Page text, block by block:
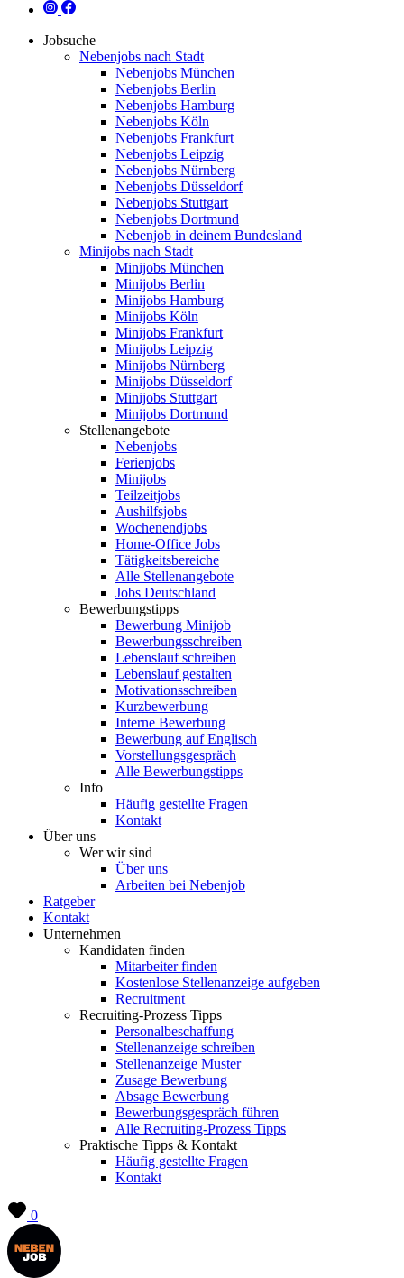
Jobsuche
Nebenjobs nach Stadt
Nebenjobs München
Nebenjobs Berlin
Nebenjobs Hamburg
Nebenjobs Köln
Nebenjobs Frankfurt
Nebenjobs Leipzig
Nebenjobs Nürnberg
Nebenjobs Düsseldorf
Nebenjobs Stuttgart
Nebenjobs Dortmund
Nebenjob in deinem Bundesland
Minijobs nach Stadt
Minijobs München
Minijobs Berlin
Minijobs Hamburg
Minijobs Köln
Minijobs Frankfurt
Minijobs Leipzig
Minijobs Nürnberg
Minijobs Düsseldorf
Minijobs Stuttgart
Minijobs Dortmund
Stellenangebote
Nebenjobs
Ferienjobs
Minijobs
Teilzeitjobs
Aushilfsjobs
Wochenendjobs
Home-Office Jobs
Tätigkeitsbereiche
Alle Stellenangebote
Jobs Deutschland
Bewerbungstipps
Bewerbung Minijob
Bewerbungsschreiben
Lebenslauf schreiben
Lebenslauf gestalten
Motivationsschreiben
Kurzbewerbung
Interne Bewerbung
Bewerbung auf Englisch
Vorstellungsgespräch
Alle Bewerbungstipps
Info
Häufig gestellte Fragen
Kontakt
Über uns
Wer wir sind
Über uns
Arbeiten bei Nebenjob
Ratgeber
Kontakt
Unternehmen
Kandidaten finden
Mitarbeiter finden
Kostenlose Stellenanzeige aufgeben
Recruitment
Recruiting-Prozess Tipps
Personalbeschaffung
Stellenanzeige schreiben
Stellenanzeige Muster
Zusage Bewerbung
Absage Bewerbung
Bewerbungsgespräch führen
Alle Recruiting-Prozess Tipps
Praktische Tipps & Kontakt
Häufig gestellte Fragen
Kontakt
0